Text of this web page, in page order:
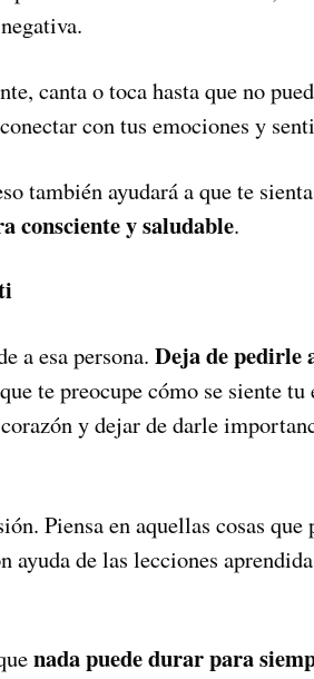
canta o toca hasta que no
con tus emociones y
también ayudará a que te
consciente y saludable.
a esa persona. Deja de pedirle
te preocupe cómo se siente tu
y dejar de darle
Piensa en aquellas cosas que
de las lecciones
nada puede durar para